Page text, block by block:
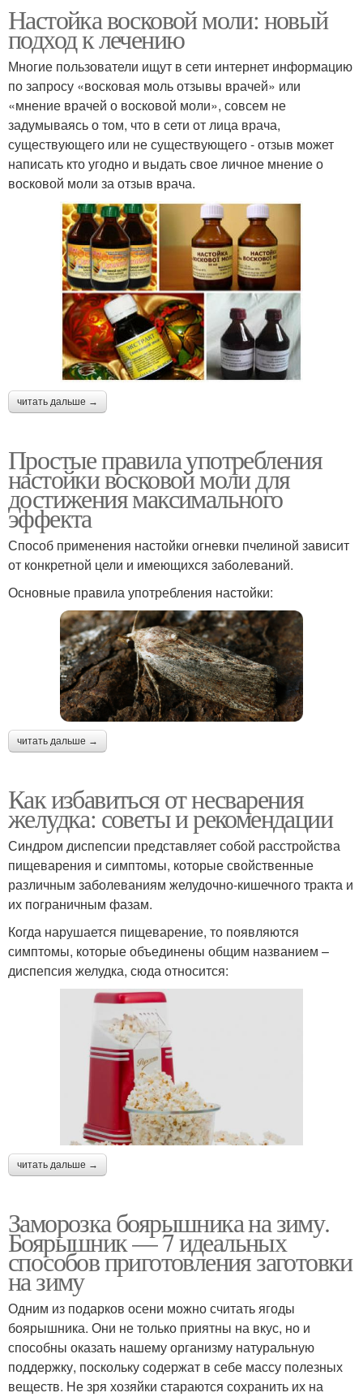
Настойка восковой моли: новый
подход к лечению
Многие пользователи ищут в сети интернет информацию
по запросу «восковая моль отзывы врачей» или
«мнение врачей о восковой моли», совсем не
задумываясь о том, что в сети от лица врача,
существующего или не существующего - отзыв может
написать кто угодно и выдать свое личное мнение о
восковой моли за отзыв врача.
читать дальше →
Простые правила употребления
настойки восковой моли для
достижения максимального
эффекта
Способ применения настойки огневки пчелиной зависит
от конкретной цели и имеющихся заболеваний.
Основные правила употребления настойки:
читать дальше →
Как избавиться от несварения
желудка: советы и рекомендации
Синдром диспепсии представляет собой расстройства
пищеварения и симптомы, которые свойственные
различным заболеваниям желудочно-кишечного тракта и
их пограничным фазам.
Когда нарушается пищеварение, то появляются
симптомы, которые объединены общим названием –
диспепсия желудка, сюда относится:
читать дальше →
Заморозка боярышника на зиму.
Боярышник — 7 идеальных
способов приготовления заготовки
на зиму
Одним из подарков осени можно считать ягоды
боярышника. Они не только приятны на вкус, но и
способны оказать нашему организму натуральную
поддержку, поскольку содержат в себе массу полезных
веществ. Не зря хозяйки стараются сохранить их на